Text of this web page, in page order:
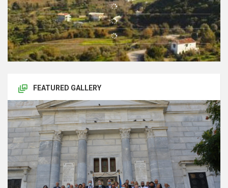
FEATURED GALLERY